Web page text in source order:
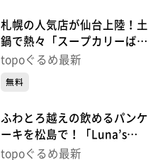
札幌の人気店が仙台上陸！土
鍋で熱々「スープカリーばぐ
ばぐ仙台店」（太白区長町
topoぐるめ最新
無料
ふわとろ越えの飲めるパンケ
ーキを松島で！「Luna’s
Green Pancake」（松島町初
topoぐるめ最新